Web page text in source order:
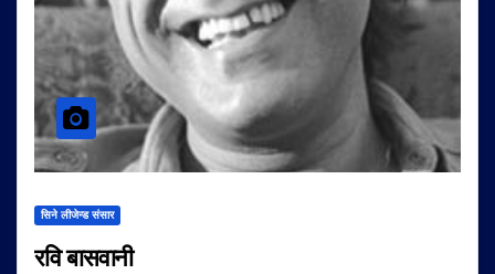
सिने लीजेन्ड संसार
रवि बासवानी